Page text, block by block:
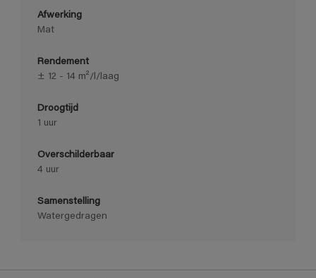
Afwerking
Mat
Rendement
± 12 - 14 m²/l/laag
Droogtijd
1 uur
Overschilderbaar
4 uur
Samenstelling
Watergedragen